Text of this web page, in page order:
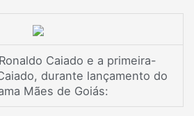
Caiado e a primeira-
durante lançamento do
Mães de Goiás: